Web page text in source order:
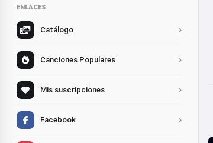
ENLACES
Catálogo
Canciones Populares
Mis suscripciones
Facebook